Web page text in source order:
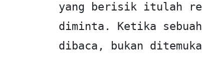
yang berisik itulah
diminta. Ketika
dibaca, bukan